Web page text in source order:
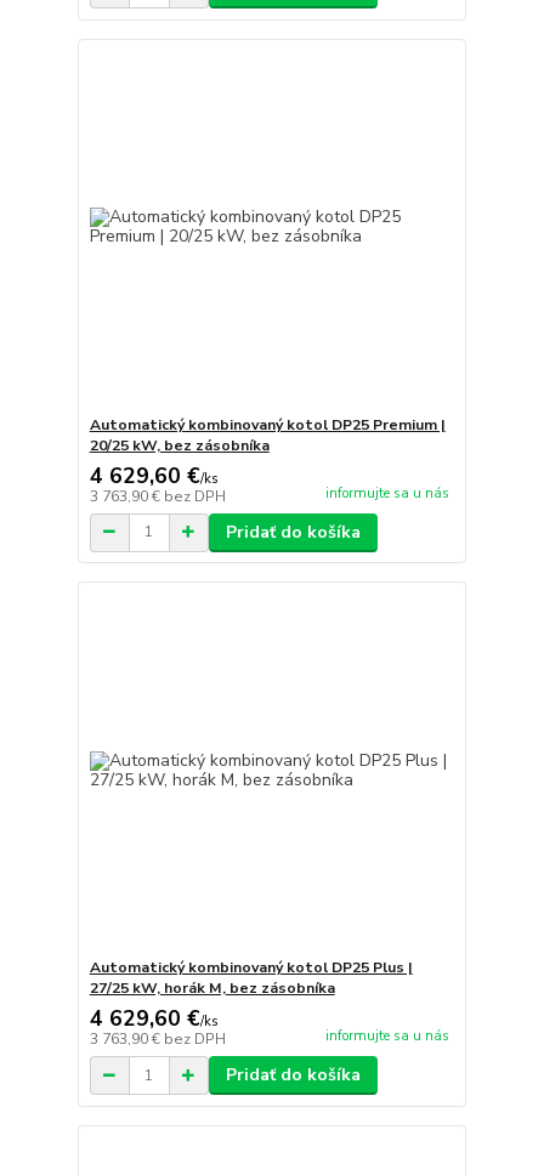
Automatický kombinovaný kotol DP25 Premium |
20/25 kW, bez zásobníka
4 629,60 €/ks
3 763,90 € bez DPH informujte sa u nás
Pridať do košíka
Automatický kombinovaný kotol DP25 Plus |
27/25 kW, horák M, bez zásobníka
4 629,60 €/ks
3 763,90 € bez DPH informujte sa u nás
Pridať do košíka